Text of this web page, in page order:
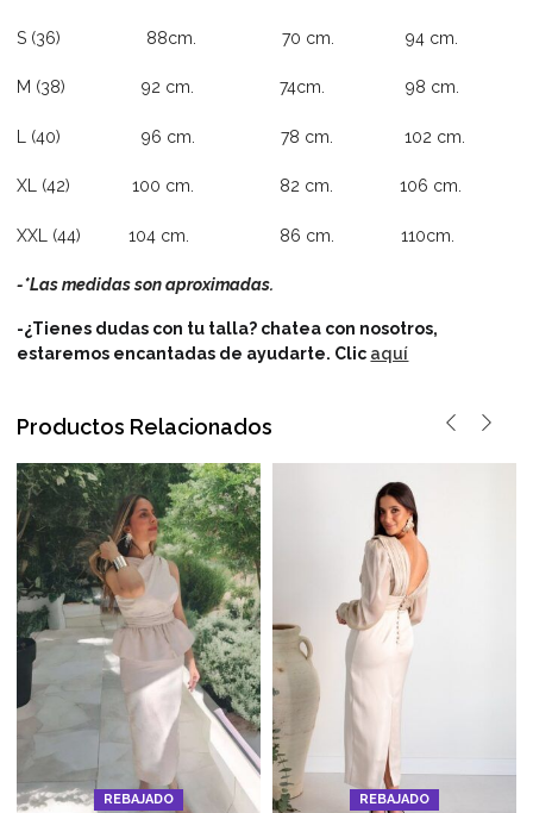
S (36) 88cm. 70 cm. 94 cm.
M (38) 92 cm. 74cm. 98 cm.
L (40) 96 cm. 78 cm. 102 cm.
XL (42) 100 cm. 82 cm. 106 cm.
XXL (44) 104 cm. 86 cm. 110cm.
-*Las medidas son aproximadas.
-¿Tienes dudas con tu talla? chatea con nosotros,
estaremos encantadas de ayudarte. Clic aquí
Productos Relacionados
REBAJADO REBAJADO